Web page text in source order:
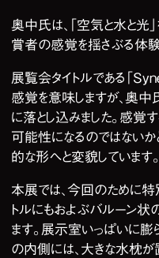
奥中氏は、「空気と水と光
賞者の感覚を揺さぶる体験
展覧会タイトルである「
感覚を意味しますが、奥
に落とし込みました。感覚
可能性になるのではない
的な形へと変貌しています。
本展では、今回のために
トルにもおよぶバルーン状
ます。展示室いっぱいに膨
の内側には、大きな水枕が